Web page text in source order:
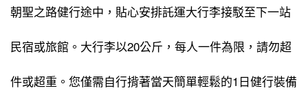
朝聖之路健行途中，貼心安排託運大行李接駁至下一站
民宿或旅館。大行李以20公斤，每人一件為限，請勿超
件或超重。您僅需自行揹著當天簡單輕鬆的1日健行裝備